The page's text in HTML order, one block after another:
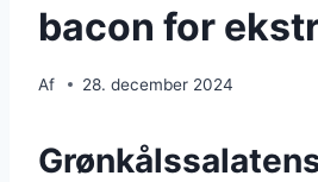
bacon for
Af 28. december 2024